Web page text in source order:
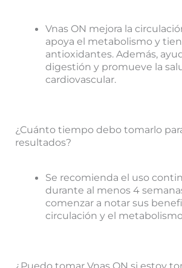
Vnas ON mejora la
apoya el metabolismo y
antioxidantes. Además,
digestión y promueve la
cardiovascular.
¿Cuánto tiempo debo tomarlo
resultados?
Se recomienda el uso
durante al menos 4
comenzar a notar sus
circulación y el
¿Puedo tomar Vnas ON si estoy